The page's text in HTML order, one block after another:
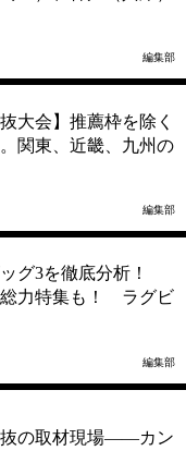
編集部
大会】推薦枠を除く
関東、近畿、九州の
編集部
グ3を徹底分析！
力特集も！ ラグビ
編集部
抜の取材現場――カン